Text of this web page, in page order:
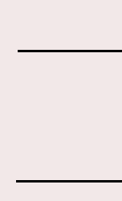
Adalet ve
Siyaset